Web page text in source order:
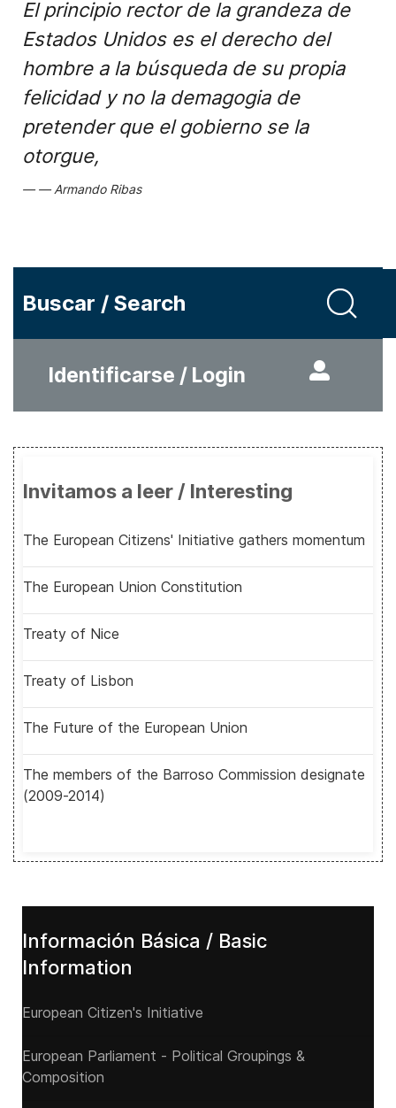
El principio rector de la grandeza de
Estados Unidos es el derecho del
hombre a la búsqueda de su propia
felicidad y no la demagogia de
pretender que el gobierno se la
otorgue,
Armando Ribas
Buscar / Search
Identificarse / Login
Invitamos a leer / Interesting
The European Citizens' Initiative gathers momentum
The European Union Constitution
Treaty of Nice
Treaty of Lisbon
The Future of the European Union
The members of the Barroso Commission designate
(2009-2014)
Información Básica / Basic
Information
European Citizen's Initiative
European Parliament - Political Groupings &
Composition